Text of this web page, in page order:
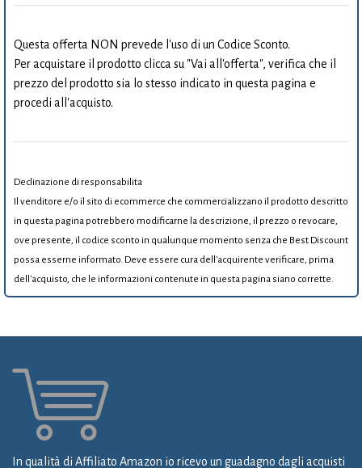
Questa offerta NON prevede l'uso di un Codice Sconto.
Per acquistare il prodotto clicca su "Vai all'offerta", verifica che il
prezzo del prodotto sia lo stesso indicato in questa pagina e
procedi all'acquisto.
Declinazione di responsabilita
Il venditore e/o il sito di ecommerce che commercializzano il prodotto descritto
in questa pagina potrebbero modificarne la descrizione, il prezzo o revocare,
ove presente, il codice sconto in qualunque momento senza che Best Discount
possa esserne informato. Deve essere cura dell'acquirente verificare, prima
dell'acquisto, che le informazioni contenute in questa pagina siano corrette.
In qualità di Affiliato Amazon io ricevo un guadagno dagli acquisti